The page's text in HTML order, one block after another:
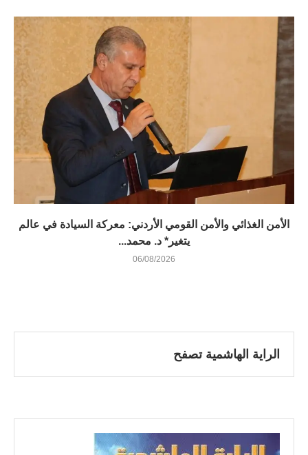
الأمن الغذائي والأمن القومي الأردني: معركة السيادة في عالم
يتغير* د. محمد...
06/08/2026
الراية الهاشمية تصفح